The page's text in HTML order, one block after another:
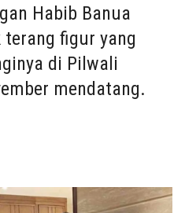
Habib Banua
figur yang
di Pilwali
mendatang.